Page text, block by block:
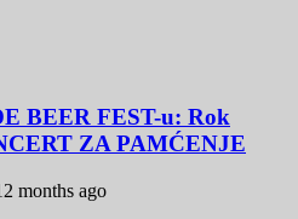
BEER FEST-u: Rok
ZA PAMĆENJE
months ago